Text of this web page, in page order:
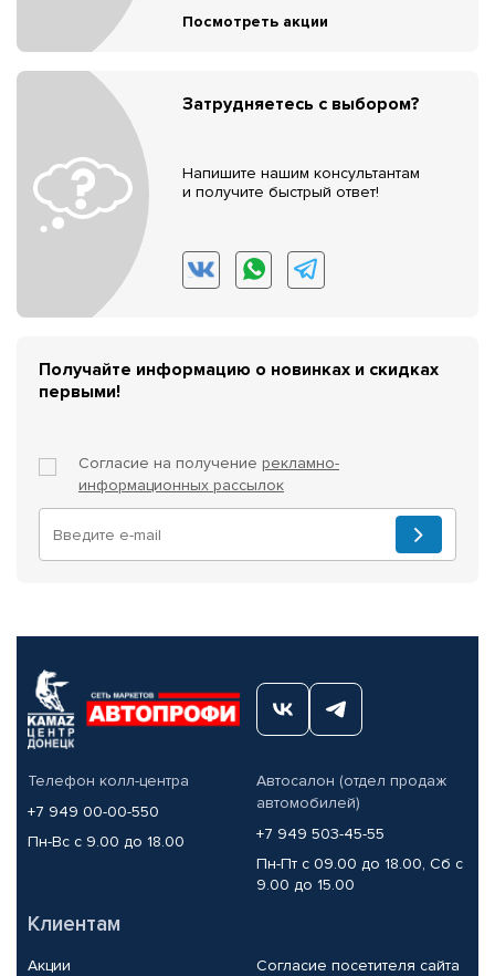
Посмотреть акции
Затрудняетесь с выбором?
Напишите нашим консультантам
и получите быстрый ответ!
Получайте информацию о новинках и скидках
первыми!
Согласие на получение рекламно-
информационных рассылок
Телефон колл-центра
+7 949 00-00-550
Пн-Вс с 9.00 до 18.00
Автосалон (отдел продаж
автомобилей)
+7 949 503-45-55
Пн-Пт с 09.00 до 18.00, Сб с
9.00 до 15.00
Клиентам
Акции Согласие посетителя сайта